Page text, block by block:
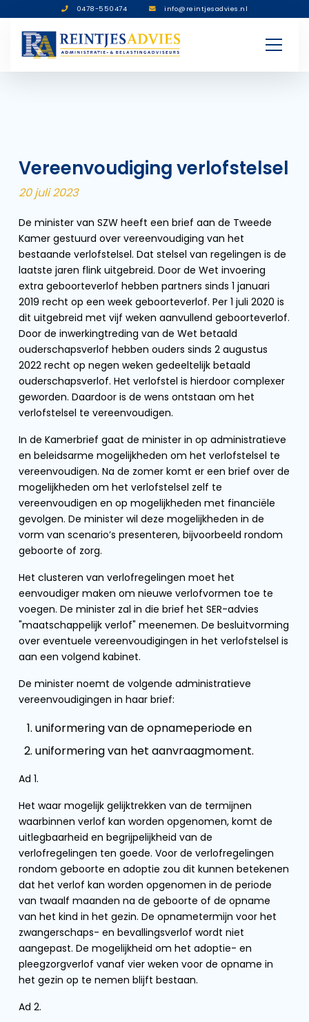
0478-550474 info@reintjesadvies.nl
Vereenvoudiging verlofstelsel
20 juli 2023
De minister van SZW heeft een brief aan de Tweede
Kamer gestuurd over vereenvoudiging van het
bestaande verlofstelsel. Dat stelsel van regelingen is de
laatste jaren flink uitgebreid. Door de Wet invoering
extra geboorteverlof hebben partners sinds 1 januari
2019 recht op een week geboorteverlof. Per 1 juli 2020 is
dit uitgebreid met vijf weken aanvullend geboorteverlof.
Door de inwerkingtreding van de Wet betaald
ouderschapsverlof hebben ouders sinds 2 augustus
2022 recht op negen weken gedeeltelijk betaald
ouderschapsverlof. Het verlofstel is hierdoor complexer
geworden. Daardoor is de wens ontstaan om het
verlofstelsel te vereenvoudigen.
In de Kamerbrief gaat de minister in op administratieve
en beleidsarme mogelijkheden om het verlofstelsel te
vereenvoudigen. Na de zomer komt er een brief over de
mogelijkheden om het verlofstelsel zelf te
vereenvoudigen en op mogelijkheden met financiële
gevolgen. De minister wil deze mogelijkheden in de
vorm van scenario’s presenteren, bijvoorbeeld rondom
geboorte of zorg.
Het clusteren van verlofregelingen moet het
eenvoudiger maken om nieuwe verlofvormen toe te
voegen. De minister zal in die brief het SER-advies
"maatschappelijk verlof" meenemen. De besluitvorming
over eventuele vereenvoudigingen in het verlofstelsel is
aan een volgend kabinet.
De minister noemt de volgende administratieve
vereenvoudigingen in haar brief:
uniformering van de opnameperiode en
uniformering van het aanvraagmoment.
Ad 1.
Het waar mogelijk gelijktrekken van de termijnen
waarbinnen verlof kan worden opgenomen, komt de
uitlegbaarheid en begrijpelijkheid van de
verlofregelingen ten goede. Voor de verlofregelingen
rondom geboorte en adoptie zou dit kunnen betekenen
dat het verlof kan worden opgenomen in de periode
van twaalf maanden na de geboorte of de opname
van het kind in het gezin. De opnametermijn voor het
zwangerschaps- en bevallingsverlof wordt niet
aangepast. De mogelijkheid om het adoptie- en
pleegzorgverlof vanaf vier weken voor de opname in
het gezin op te nemen blijft bestaan.
Ad 2.